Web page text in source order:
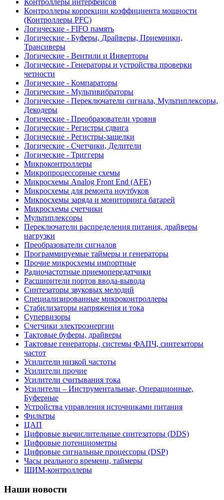
Контроллеры интерфейсов
Контроллеры коррекции коэффициента мощности
(Контроллеры PFC)
Логические - FIFO память
Логические - Буферы, Драйверы, Приемники,
Трансиверы
Логические - Вентили и Инверторы
Логические - Генераторы и устройства проверки
четности
Логические - Компараторы
Логические - Мультивибраторы
Логические - Переключатели сигнала, Мультиплексоры,
Декодеры
Логические - Преобразователи уровня
Логические - Регистры сдвига
Логические - Регистры-защелки
Логические - Счетчики, Делители
Логические - Триггеры
Микроконтроллеры
Микропроцессорные схемы
Микросхемы Analog Front End (AFE)
Микросхемы для ремонта ноутбуков
Микросхемы заряда и мониторинга батарей
Микросхемы счетчики
Мультиплексоры
Переключатели распределения питания, драйверы
нагрузки
Преобразователи сигналов
Программируемые таймеры и генераторы
Прочие микросхемы импортные
Радиочастотные приемопередатчики
Расширители портов ввода-вывода
Синтезаторы звуковых мелодий
Специализированные микроконтроллеры
Стабилизаторы напряжения и тока
Супервизоры
Счетчики электроэнергии
Тактовые буферы, драйверы
Тактовые генераторы, системы ФАПЧ, синтезаторы
частот
Усилители низкой частоты
Усилители прочие
Усилители считывания тока
Усилители – Инструментальные, Операционные,
Буферные
Устройства управления источниками питания
Фильтры
ЦАП
Цифровые вычислительные синтезаторы (DDS)
Цифровые потенциометры
Цифровые сигнальные процессоры (DSP)
Часы реального времени, таймеры
ШИМ-контроллеры
Наши новости